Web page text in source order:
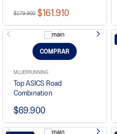
$179.900 $161.910
COMPRAR
MUJERRUNNING
Top ASICS Road
Combination
$69.900